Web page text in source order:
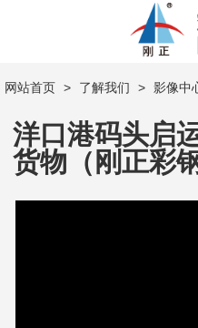
网站首页 > 了解我们 > 影像中
洋口港码头启
货物（刚正彩